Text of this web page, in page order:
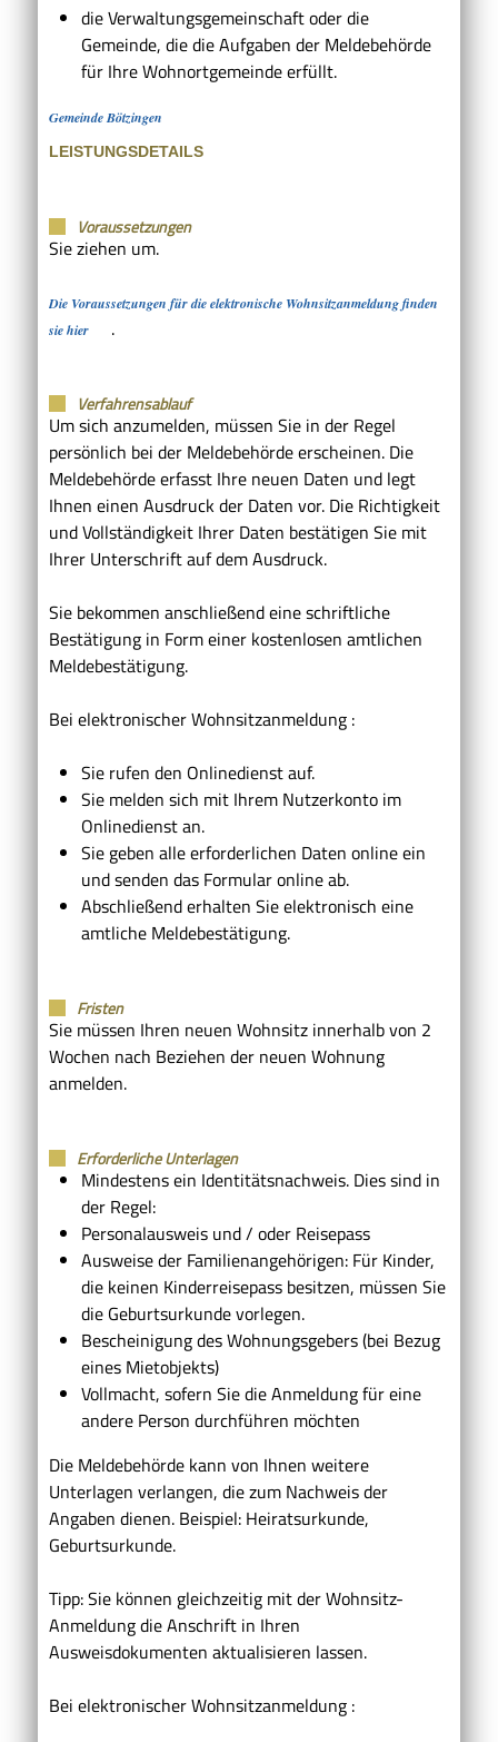
die Verwaltungsgemeinschaft oder die
Gemeinde, die die Aufgaben der Meldebehörde
für Ihre Wohnortgemeinde erfüllt.
Gemeinde Bötzingen
LEISTUNGSDETAILS
Voraussetzungen
Sie ziehen um.
Die Voraussetzungen für die elektronische Wohnsitzanmeldung finden
sie hier
.
Verfahrensablauf
Um sich anzumelden, müssen Sie in der Regel
persönlich bei der Meldebehörde erscheinen. Die
Meldebehörde erfasst Ihre neuen Daten und legt
Ihnen einen Ausdruck der Daten vor. Die Richtigkeit
und Vollständigkeit Ihrer Daten bestätigen Sie mit
Ihrer Unterschrift auf dem Ausdruck.
Sie bekommen anschließend eine schriftliche
Bestätigung in Form einer kostenlosen amtlichen
Meldebestätigung.
Bei elektronischer Wohnsitzanmeldung :
Sie rufen den Onlinedienst auf.
Sie melden sich mit Ihrem Nutzerkonto im
Onlinedienst an.
Sie geben alle erforderlichen Daten online ein
und senden das Formular online ab.
Abschließend erhalten Sie elektronisch eine
amtliche Meldebestätigung.
Fristen
Sie müssen Ihren neuen Wohnsitz innerhalb von 2
Wochen nach Beziehen der neuen Wohnung
anmelden.
Erforderliche Unterlagen
Mindestens ein Identitätsnachweis. Dies sind in
der Regel:
Personalausweis und / oder Reisepass
Ausweise der Familienangehörigen: Für Kinder,
die keinen Kinderreisepass besitzen, müssen Sie
die Geburtsurkunde vorlegen.
Bescheinigung des Wohnungsgebers (bei Bezug
eines Mietobjekts)
Vollmacht, sofern Sie die Anmeldung für eine
andere Person durchführen möchten
Die Meldebehörde kann von Ihnen weitere
Unterlagen verlangen, die zum Nachweis der
Angaben dienen. Beispiel: Heiratsurkunde,
Geburtsurkunde.
Tipp: Sie können gleichzeitig mit der Wohnsitz-
Anmeldung die Anschrift in Ihren
Ausweisdokumenten aktualisieren lassen.
Bei elektronischer Wohnsitzanmeldung :